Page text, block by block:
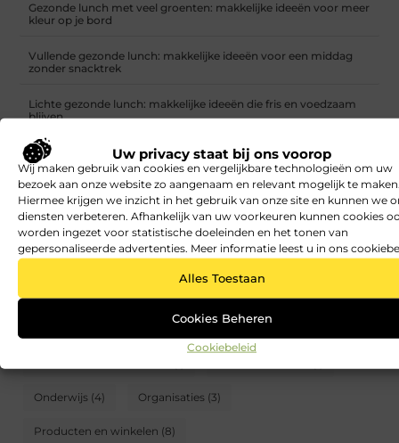
Uw privacy staat bij ons voorop
Wij maken gebruik van cookies en vergelijkbare technologieën om uw
bezoek aan onze website zo aangenaam en relevant mogelijk te
Hiermee krijgen we inzicht in het gebruik van onze site en kunnen we
diensten verbeteren. Afhankelijk van uw voorkeuren kunnen cookies
worden ingezet voor statistische doeleinden en het tonen van
gepersonaliseerde advertenties. Meer informatie leest u in ons
Alles Toestaan
Cookies Beheren
Cookiebeleid
Gezonde lunch met veel groenten: makkelijke ideeën voor meer
kleur op je bord
Vullende gezonde lunch: makkelijke ideeën voor een middag
zonder snacktrek
Lichte gezonde lunch: makkelijke ideeën die fris en voedzaam
blijven
Gezonde lunch voor afvallen: makkelijke ideeën die goed vullen
CATEGORIEËN
Aandoeningen en ziekten(7) Alternatief(3)
Apotheek(1) Beroepen(2) Fitness(7)
Geestelijke gezondheid(3) Geneeskunde(1)
Onderwijs (4) Organisaties (3)
Producten en winkelen (8)